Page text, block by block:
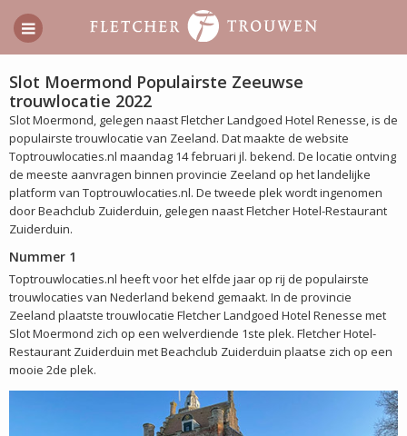
Slot Moermond Populairste Zeeuwse
trouwlocatie 2022
Slot Moermond, gelegen naast Fletcher Landgoed Hotel Renesse, is de
populairste trouwlocatie van Zeeland. Dat maakte de website
Toptrouwlocaties.nl maandag 14 februari jl. bekend. De locatie ontving
de meeste aanvragen binnen provincie Zeeland op het landelijke
platform van Toptrouwlocaties.nl. De tweede plek wordt ingenomen
door Beachclub Zuiderduin, gelegen naast Fletcher Hotel-Restaurant
Zuiderduin.
Nummer 1
Toptrouwlocaties.nl heeft voor het elfde jaar op rij de populairste
trouwlocaties van Nederland bekend gemaakt. In de provincie
Zeeland plaatste trouwlocatie Fletcher Landgoed Hotel Renesse met
Slot Moermond zich op een welverdiende 1ste plek. Fletcher Hotel-
Restaurant Zuiderduin met Beachclub Zuiderduin plaatse zich op een
mooie 2de plek.